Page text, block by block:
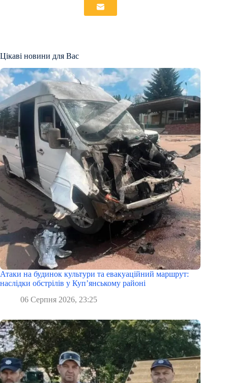
Цікаві новини для Вас
Атаки на будинок культури та евакуаційний маршрут:
наслідки обстрілів у Куп’янському районі
06 Серпня 2026, 23:25